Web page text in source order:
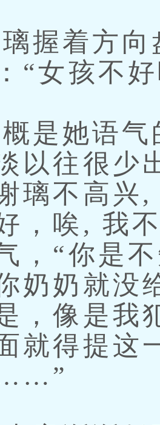
握着方向
“女孩不
是她语气
以往很少
璃不高兴
，唉, 我
，“你是
奶奶就没
，像是我
就得提这